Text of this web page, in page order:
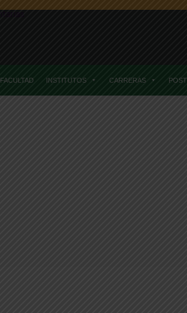
FACULTAD INSTITUTOS CARRERAS